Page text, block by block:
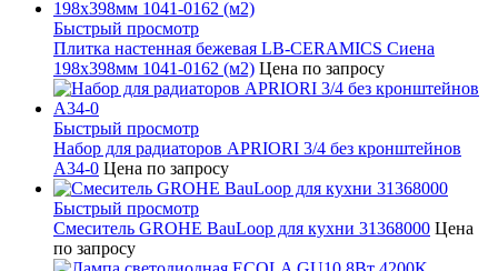
Быстрый просмотр
Плитка настенная бежевая LB-CERAMICS Сиена
198x398мм 1041-0162 (м2) Цена по запросу
Быстрый просмотр
Набор для радиаторов APRIORI 3/4 без кронштейнов
A34-0 Цена по запросу
Быстрый просмотр
Смеситель GROHE BauLoop для кухни 31368000 Цена
по запросу